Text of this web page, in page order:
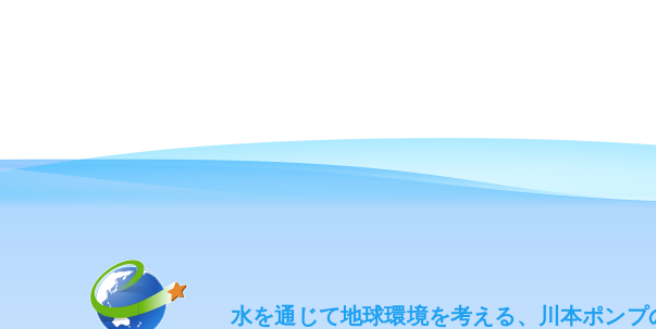
水を通じて地球環境を考える、川本ポンプ